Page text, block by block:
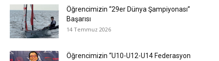
Öğrencimizin “29er Dünya Şampiyonası”
Başarısı
14 Temmuz 2026
Öğrencimizin “U10-U12-U14 Federasyon